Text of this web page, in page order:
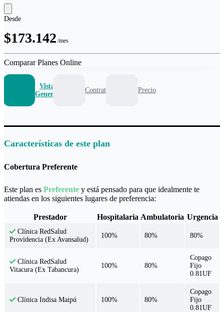
Desde
$173.142 /mes
Comparar Planes Online
Vista
General
Contrato Precio
Características de este plan
Cobertura Preferente
Este plan es Preferente y está pensado para que idealmente te
atiendas en los siguientes lugares de preferencia:
Prestador Hospitalaria Ambulatoria Urgencia
Clínica RedSalud
Providencia (Ex Avansalud)
100% 80% 80%
Clínica RedSalud
Vitacura (Ex Tabancura)
100% 80%
Copago
Fijo
0.81UF
Clínica Indisa Maipú 100% 80%
Copago
Fijo
0.81UF